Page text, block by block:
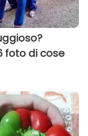
foto di cose